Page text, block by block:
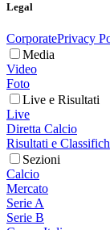
Legal
CorporatePrivacy
Media
Video
Foto
Live e Risultati
Live
Diretta Calcio
Risultati e
Sezioni
Calcio
Mercato
Serie A
Serie B